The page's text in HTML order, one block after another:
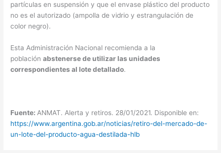
partículas en suspensión y que el envase plástico del producto
no es el autorizado (ampolla de vidrio y estrangulación de
color negro).
Esta Administración Nacional recomienda a la
poblaciónabstenerse de utilizar las unidades
correspondientes al lote detallado.
Fuente: ANMAT. Alerta y retiros. 28/01/2021. Disponible en:
https://www.argentina.gob.ar/noticias/retiro-del-mercado-de-
un-lote-del-producto-agua-destilada-hlb